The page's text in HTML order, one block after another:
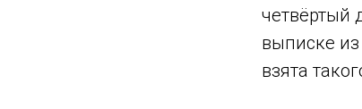
четвёртый
выписке
взята